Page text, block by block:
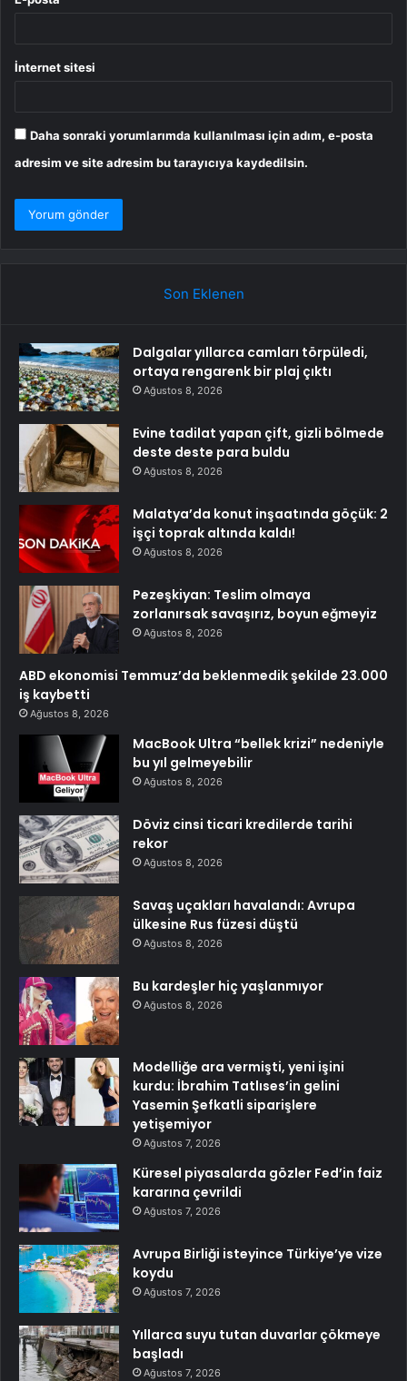
İnternet sitesi
Daha sonraki yorumlarımda kullanılması için adım, e-posta
adresim ve site adresim bu tarayıcıya kaydedilsin.
Son Eklenen
Dalgalar yıllarca camları törpüledi,
ortaya rengarenk bir plaj çıktı
Ağustos 8, 2026
Evine tadilat yapan çift, gizli bölmede
deste deste para buldu
Ağustos 8, 2026
Malatya’da konut inşaatında göçük: 2
işçi toprak altında kaldı!
Ağustos 8, 2026
Pezeşkiyan: Teslim olmaya
zorlanırsak savaşırız, boyun eğmeyiz
Ağustos 8, 2026
ABD ekonomisi Temmuz’da beklenmedik şekilde 23.000
iş kaybetti
Ağustos 8, 2026
MacBook Ultra “bellek krizi” nedeniyle
bu yıl gelmeyebilir
Ağustos 8, 2026
Döviz cinsi ticari kredilerde tarihi
rekor
Ağustos 8, 2026
Savaş uçakları havalandı: Avrupa
ülkesine Rus füzesi düştü
Ağustos 8, 2026
Bu kardeşler hiç yaşlanmıyor
Ağustos 8, 2026
Modelliğe ara vermişti, yeni işini
kurdu: İbrahim Tatlıses’in gelini
Yasemin Şefkatli siparişlere
yetişemiyor
Ağustos 7, 2026
Küresel piyasalarda gözler Fed’in faiz
kararına çevrildi
Ağustos 7, 2026
Avrupa Birliği isteyince Türkiye’ye vize
koydu
Ağustos 7, 2026
Yıllarca suyu tutan duvarlar çökmeye
başladı
Ağustos 7, 2026